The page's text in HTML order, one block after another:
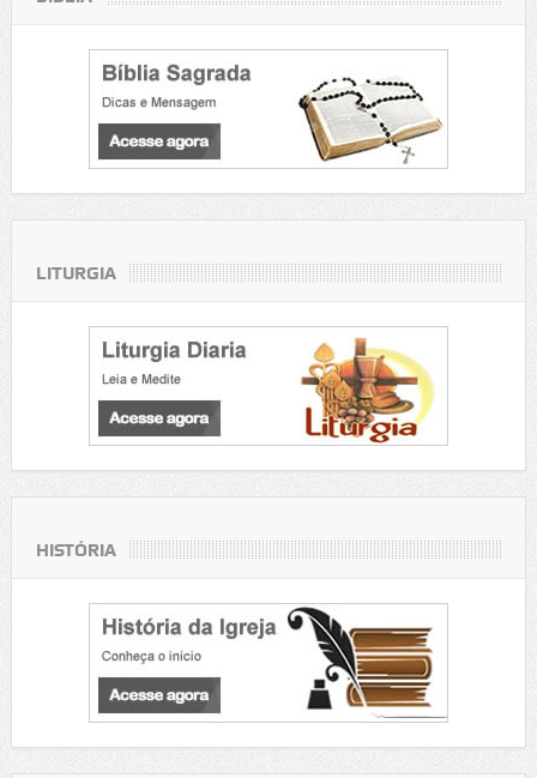
LITURGIA
HISTÓRIA